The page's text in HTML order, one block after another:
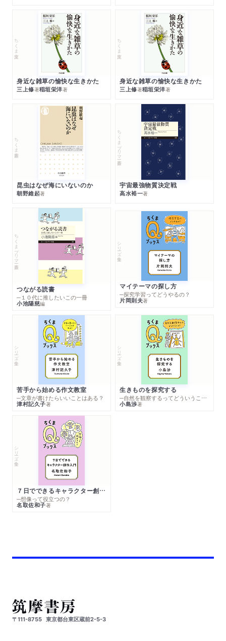
ちくま文庫
身近な雑草の愉快な生きかた
三上修著稲垣栄洋著
ちくま文庫
身近な雑草の愉快な生きかた
三上修著稲垣栄洋著
ちくま新書
昆虫はなぜ海にいないのか
朝野維起著
ちくまプリマー新書
宇宙最強物質決定戦
高水裕一著
ちくまプリマー新書
つながる読書
─１０代に推したいこの一冊
小池陽慈編
シリーズ・全集
マイテーマの探し方
─探究学習ってどうやるの？
片岡則夫著
シリーズ・全集
苦手から始める作文教室
─文章が書けたらいいことはある？
津村記久子著
シリーズ・全集
生きものを探究する
─自然を観察するってどういうこと？
小島渉著
シリーズ・全集
７日でできるキャラクター創作入門
─想像って役立つの？
名取佐和子著
〒111-8755 東京都台東区蔵前2-5-3